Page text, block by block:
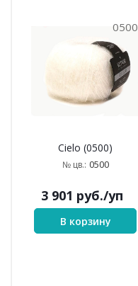
0500
Cielo (0500)
№ цв.: 0500
3 901 руб./уп
В корзину